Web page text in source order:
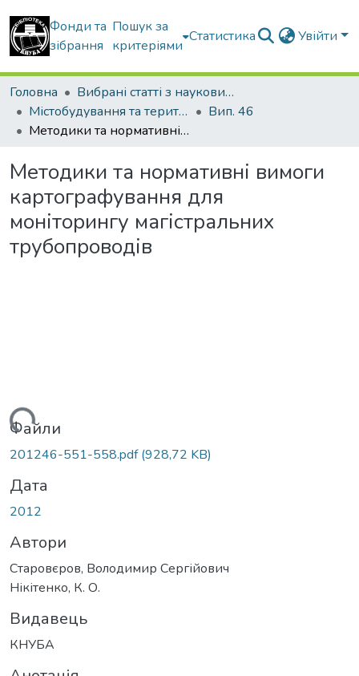
Фонди та
зібрання
Пошук за
критеріями
Статистика Увійти
Головна
Вибрані статті з наукових збірників КНУБА
Містобудування та територіальне планування
Вип. 46
Методики та нормативні вимоги картографування для моніторингу магістральних трубопроводів
Методики та нормативні вимоги
картографування для
моніторингу магістральних
трубопроводів
Файли
201246-551-558.pdf(928,72 KB)
Дата
2012
Автори
Старовєров, Володимир Сергійович
Нікітенко, К. О.
Видавець
КНУБА